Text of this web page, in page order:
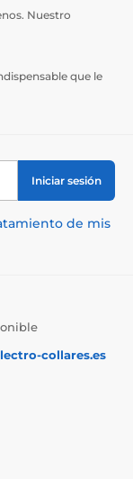
Nuestro
que le
Iniciar sesión
de mis
collares.es